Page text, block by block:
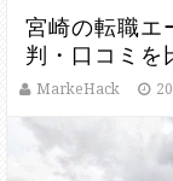
宮崎の転職エ
判・口コミを
MarkeHack